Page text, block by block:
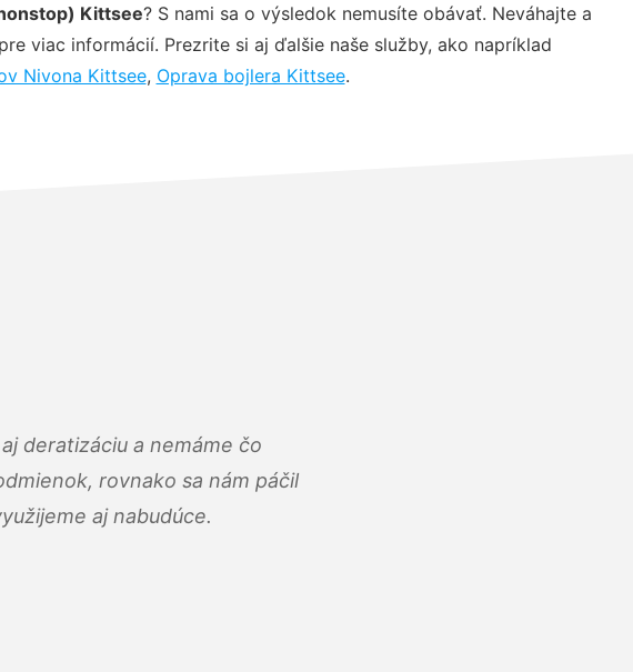
Kittsee? S nami sa o výsledok nemusíte obávať. Neváhajte a
viac informácií. Prezrite si aj ďalšie naše služby, ako napríklad
Nivona Kittsee, Oprava bojlera Kittsee.
deratizáciu a nemáme čo
rovnako sa nám páčil
aj nabudúce.